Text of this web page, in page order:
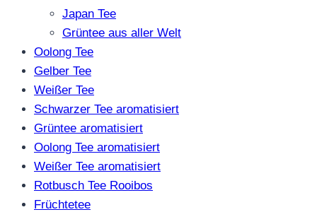
Japan Tee
Grüntee aus aller Welt
Oolong Tee
Gelber Tee
Weißer Tee
Schwarzer Tee aromatisiert
Grüntee aromatisiert
Oolong Tee aromatisiert
Weißer Tee aromatisiert
Rotbusch Tee Rooibos
Früchtetee